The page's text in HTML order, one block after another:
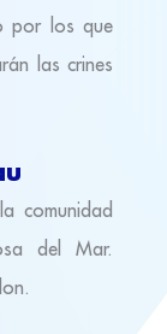
por los que
las crines
comunidad
del Mar.